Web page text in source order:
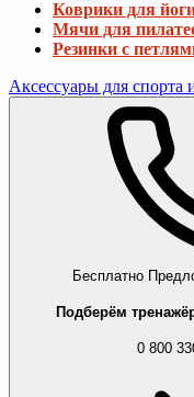
Коврики для
Мячи для
Резинки с
Аксессуары для спорта
Бесплатно
Подберём
0 800